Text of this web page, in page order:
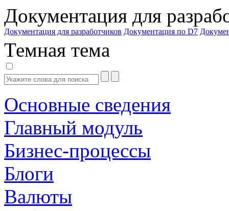
Документация для
Документация для разработчиков Документация по D7
Темная тема
Основные сведения
Главный модуль
Бизнес-процессы
Блоги
Валюты